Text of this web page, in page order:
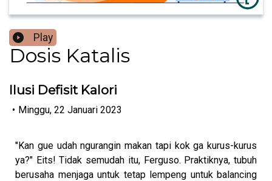
Play
Dosis Katalis
Ilusi Defisit Kalori
• Minggu, 22 Januari 2023
"Kan gue udah ngurangin makan tapi kok ga kurus-kurus
ya?" Eits! Tidak semudah itu, Ferguso. Praktiknya, tubuh
berusaha menjaga untuk tetap lempeng untuk balancing